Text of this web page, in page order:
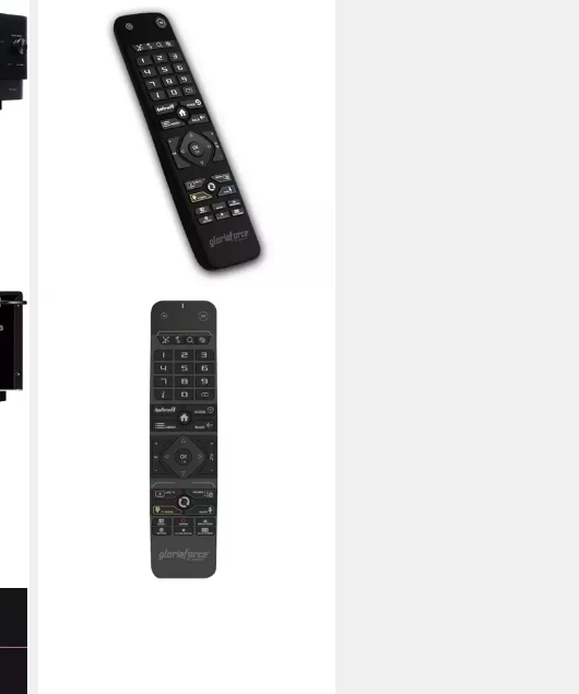
GLORIAFORCE
RTX Bluetooth Fernbedienung mit
TV-Steuerung SAT-Receiver
34,90 €
lieferbar - in 2-3 Werktagen bei dir